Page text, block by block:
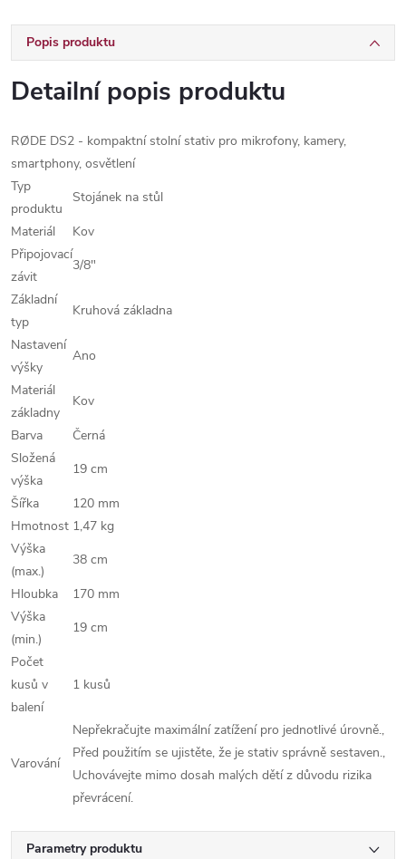
Popis produktu
Detailní popis produktu
RØDE DS2 - kompaktní stolní stativ pro mikrofony, kamery,
smartphony, osvětlení
Typ
produktu
Stojánek na stůl
Materiál
Kov
Připojovací
závit
3/8"
Základní
typ
Kruhová základna
Nastavení
výšky
Ano
Materiál
základny
Kov
Barva
Černá
Složená
výška
19 cm
Šířka
120 mm
Hmotnost 1,47 kg
Výška
(max.)
38 cm
Hloubka
170 mm
Výška
(min.)
19 cm
Počet
kusů v
balení
1 kusů
Varování
Nepřekračujte maximální zatížení pro jednotlivé úrovně.,
Před použitím se ujistěte, že je stativ správně sestaven.,
Uchovávejte mimo dosah malých dětí z důvodu rizika
převrácení.
Parametry produktu